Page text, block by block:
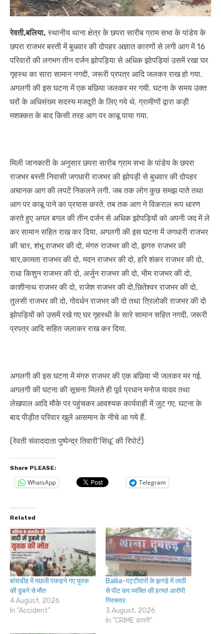
रेवती,बलिया. स्थानीय थाना क्षेत्र के छपरा सारीब ग्राम सभा के पांडेय के
छपरा राजभर बस्ती में बुधवार की दोपहर अज्ञात कारणों से लगी आग में 16
परिवारों की लगभग तीन दर्जन झोपड़िया से अधिक झोपड़ियां उसमें रखा घर
गृहस्थ का सारा सामान नगदी, जरूरी प्रपत्र आदि जलकर राख हो गया.
अगलगी की इस घटना में‌ एक बछिया जलकर मर गयी. घटना के समय उक्त
घरों के अधिसंख्य सदस्य मजदूरी के लिए गये थे. ग्रामीणों द्वारा कड़ी
मशक्कत के बाद किसी तरह आग पर काबू पाया गया.
मिली जानकारी के अनुसार छपरा सारीब ग्राम सभा के पांडेय के छपरा
राजभर बस्ती निवासी जगधारी राजभर की झोपड़ी से बुधवार की दोपहर
अचानक आग की लपटें निकलने लगी. जब तक लोग कुछ समझ पाते तथा
आग पर काबू पाने का प्रयास करते. तब तक आग ने विकराल रूप धारण
करते हुए अगल बगल की तीन दर्जन से अधिक झोपड़ियों को अपनी जद में ले
कर सामान सहित राख कर दिया. अगलगी की इस घटना में जगधारी राजभर
की चार, शंभू राजभर की दो, मंगरु राजभर की दो, झगरु राजभर की
चार,कामता राजभर की दो, मदन राजभर की दो, हरि शंकर राजभर की दो,
राधा किशुन राजभर की दो, अर्जुन राजभर की दो, भीम राजभर की दो,
काशीनाथ राजभर की दो, राजेश राजभर की दो,छितेश्वर राजभर की दो,
तुलसी राजभर की दो, गोवर्धन राजभर की दो तथा त्रिलोकी राजभर की दो
झोपड़ियों को उसमें रखे गए घर गृहस्थी के सारे सामान सहित नगदी, जरूरी
प्रपत्र आदि सहित जलाकर राख कर दिया.
अगलगी की इस घटना में मंगरु राजभर की एक बछिया भी जलकर मर गई.
अगलगी की घटना की सूचना मिलते ही पूर्व प्रधान मनोज यादव तथा
लेखपाल आदि मौके पर पहुंचकर आवश्यक कार्यवाही में जुट गए. घटना के
बाद पीड़ीत परिवार खुले आसमान के नीचे आ गये हैं.
(रेवती संवाददाता पुष्पेन्द्र तिवारी’सिंधू’ की रिपोर्ट)
Share PLEASE:
WhatsApp Telegram
Related
बांसडीह में मछली पकड़ने गए युवक
की डूबने से मौत
4 August, 2026
In "Accident"
Ballia-पट्टीदारों के झगड़े में लाठी
से पीट कर व्यक्ति की हत्या! आरोपी
गिरफ्तार
3 August, 2026
In "CRIME डायरी"